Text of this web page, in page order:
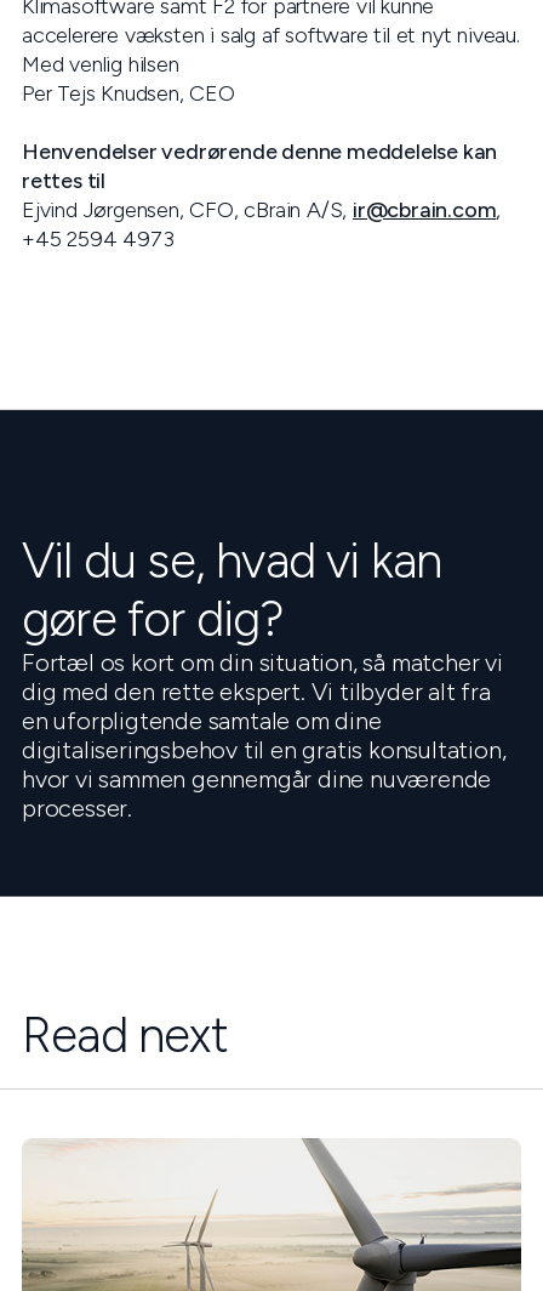
Klimasoftware samt F2 for partnere vil kunne
accelerere væksten i salg af software til et nyt niveau.
Med venlig hilsen
Per Tejs Knudsen, CEO
Henvendelser vedrørende denne meddelelse kan
rettes til
Ejvind Jørgensen, CFO, cBrain A/S, ir@cbrain.com,
+45 2594 4973
Vil du se, hvad vi kan
gøre for dig?
Fortæl os kort om din situation, så matcher vi
dig med den rette ekspert. Vi tilbyder alt fra
en uforpligtende samtale om dine
digitaliseringsbehov til en gratis konsultation,
hvor vi sammen gennemgår dine nuværende
processer.
Read next